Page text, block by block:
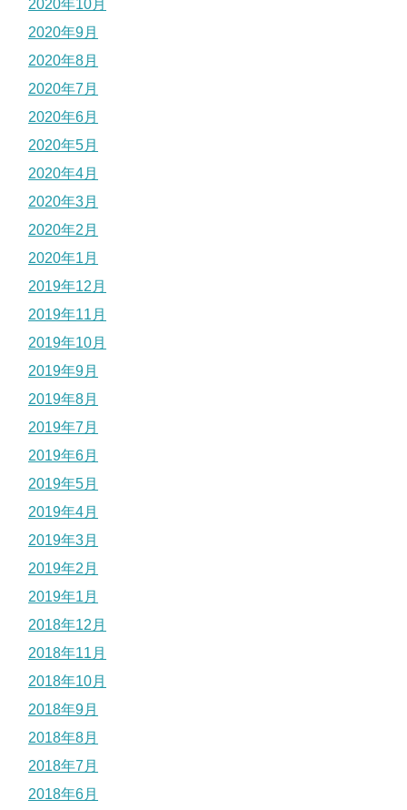
2020年10月
2020年9月
2020年8月
2020年7月
2020年6月
2020年5月
2020年4月
2020年3月
2020年2月
2020年1月
2019年12月
2019年11月
2019年10月
2019年9月
2019年8月
2019年7月
2019年6月
2019年5月
2019年4月
2019年3月
2019年2月
2019年1月
2018年12月
2018年11月
2018年10月
2018年9月
2018年8月
2018年7月
2018年6月